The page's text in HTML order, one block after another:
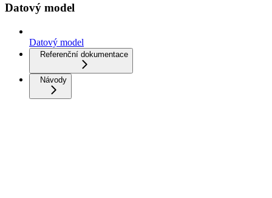
Datový model
Datový model
Referenční dokumentace
Návody